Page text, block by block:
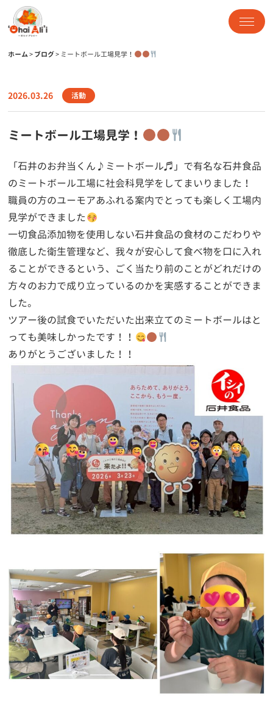
ホーム>ブログ> ミートボール工場見学！
2026.03.26 活動
ミートボール工場見学！
「石井のお弁当くん♪ミートボール♬」で有名な石井食品
のミートボール工場に社会科見学をしてまいりました！
職員の方のユーモアあふれる案内でとっても楽しく工場内
見学ができました
一切食品添加物を使用しない石井食品の食材のこだわりや
徹底した衛生管理など、我々が安心して食べ物を口に入れ
ることができるという、ごく当たり前のことがどれだけの
方々のお力で成り立っているのかを実感することができま
した。
ツアー後の試食でいただいた出来立てのミートボールはと
っても美味しかったです！！
ありがとうございました！！